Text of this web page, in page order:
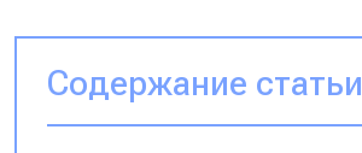
Содержание статьи